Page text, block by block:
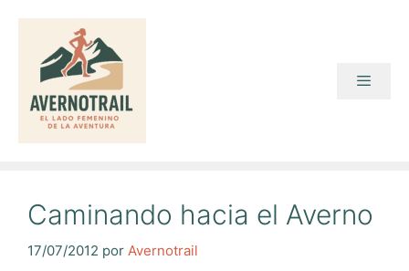
contenido
Caminando hacia el Averno
17/07/2012 por Avernotrail